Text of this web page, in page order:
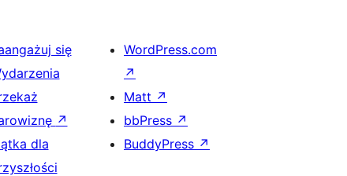
się
↗
dla
WordPress.com
↗
Matt ↗
bbPress ↗
BuddyPress ↗